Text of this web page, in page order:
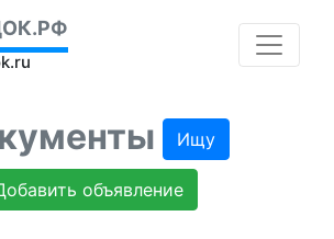
Ищу
объявление